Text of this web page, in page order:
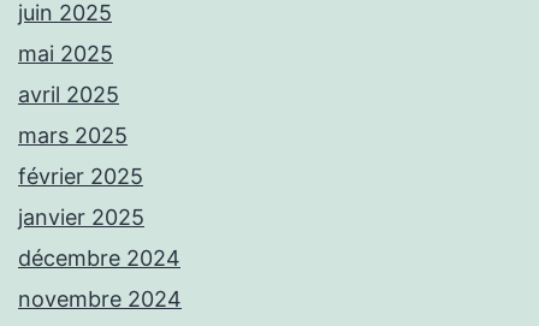
juin 2025
mai 2025
avril 2025
mars 2025
février 2025
janvier 2025
décembre 2024
novembre 2024